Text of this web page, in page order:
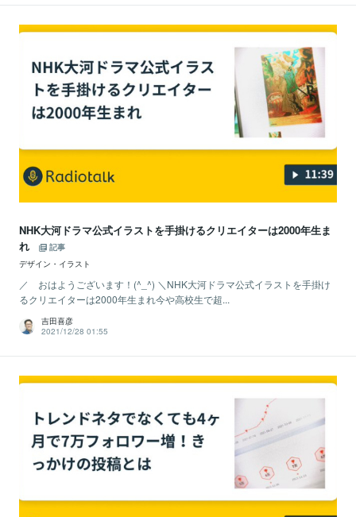
NHK大河ドラマ公式イラストを手掛けるクリエイターは2000年生ま
れ
記事
デザイン・イラスト
／ おはようございます！(^_^) ＼NHK大河ドラマ公式イラストを手掛け
るクリエイターは2000年生まれ今や高校生で超...
吉田喜彦
2021/12/28 01:55